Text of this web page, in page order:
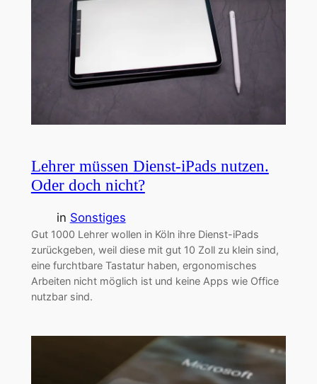
Lehrer müssen Dienst-iPads nutzen.
Oder doch nicht?
in Sonstiges
Gut 1000 Lehrer wollen in Köln ihre Dienst-iPads
zurückgeben, weil diese mit gut 10 Zoll zu klein sind,
eine furchtbare Tastatur haben, ergonomisches
Arbeiten nicht möglich ist und keine Apps wie Office
nutzbar sind.